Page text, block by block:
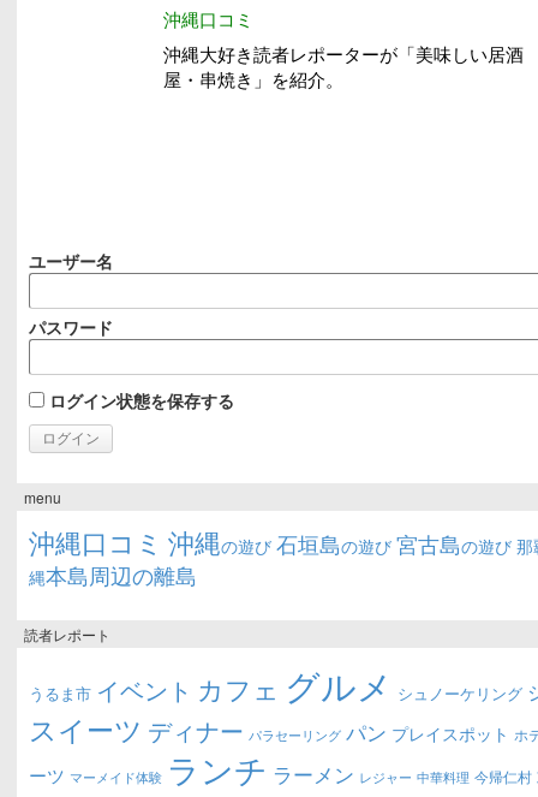
パン・スイーツ
グルメ
てびち煮絶品です(沖縄市）
グルメ
ピアーズ ベーカリー(浦添
市）
パン・スイーツ